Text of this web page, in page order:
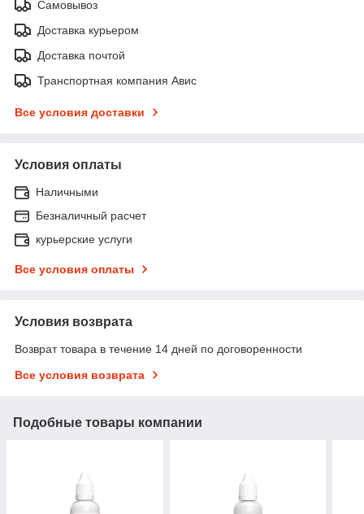
Самовывоз
Доставка курьером
Доставка почтой
Транспортная компания Авис
Все условия доставки
Условия оплаты
Наличными
Безналичный расчет
курьерские услуги
Все условия оплаты
Условия возврата
Возврат товара в течение 14 дней по договоренности
Все условия возврата
Подобные товары компании